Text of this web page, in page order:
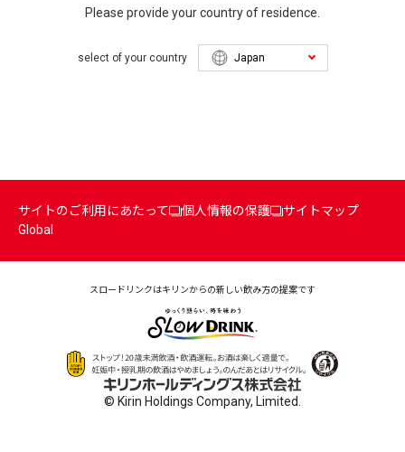
Please provide your country of residence.
select of your country
サイトのご利用にあたって 個人情報の保護
サイトマップ
Global
スロードリンクはキリンからの新しい飲み方の提案です
© Kirin Holdings Company, Limited.